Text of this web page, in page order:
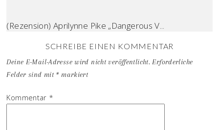
(Rezension) Aprilynne Pike „Dangerous V...
SCHREIBE EINEN KOMMENTAR
Deine E-Mail-Adresse wird nicht veröffentlicht. Erforderliche
Felder sind mit *markiert
Kommentar *